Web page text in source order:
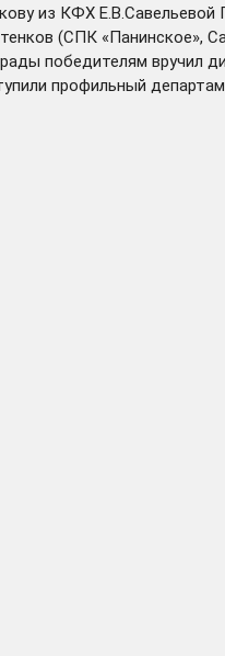
из КФХ
(СПК «Панинское»,
победителям вручил
профильный